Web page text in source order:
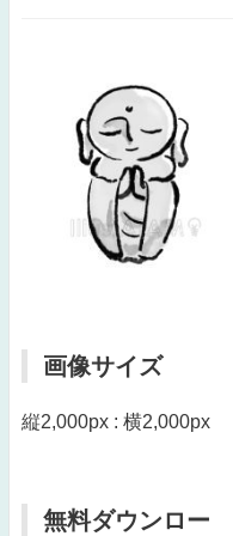
画像サイズ
縦2,000px : 横2,000px
無料ダウンロー